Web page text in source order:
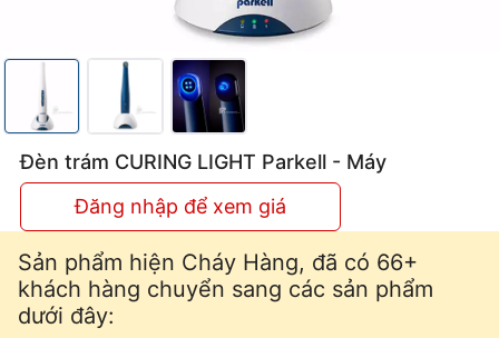
Đèn trám CURING LIGHT Parkell - Máy
Đăng nhập để xem giá
Sản phẩm hiện Cháy Hàng, đã có 66+
khách hàng chuyển sang các sản phẩm
dưới đây: